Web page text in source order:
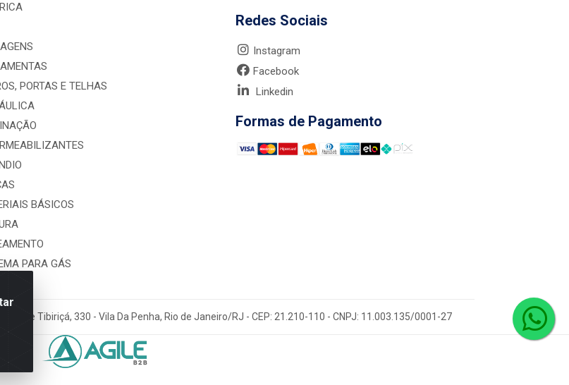
PORTAS E TELHAS
BÁSICOS
PARA GÁS
Redes Sociais
Instagram
Facebook
Linkedin
Formas de Pagamento
Alice Tibiriçá, 330 - Vila Da Penha, Rio de Janeiro/RJ - CEP: 21.210-110 - CNPJ: 11.003.135/0001-27